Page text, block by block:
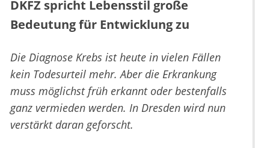
DKFZ spricht Lebensstil große
Bedeutung für Entwicklung zu
Die Diagnose Krebs ist heute in vielen Fällen
kein Todesurteil mehr. Aber die Erkrankung
muss möglichst früh erkannt oder bestenfalls
ganz vermieden werden. In Dresden wird nun
verstärkt daran geforscht.